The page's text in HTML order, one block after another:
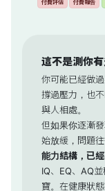
付費評估 付費報告
這不是測你
你可能已經做
撐過壓力，也
與人相處。
但如果你逐漸
始放緩，問題
能力結構，已
IQ、EQ、AQ
寶。在健康狀